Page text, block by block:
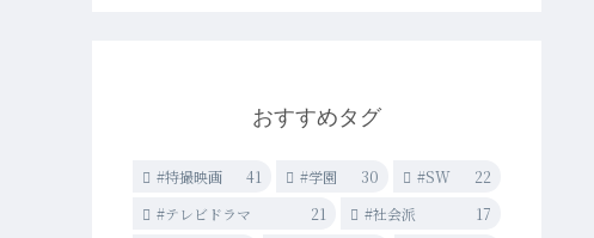
おすすめタグ
#特撮映画 41 #学園 30 #SW
22
#テレビドラマ
21 #社会派
17